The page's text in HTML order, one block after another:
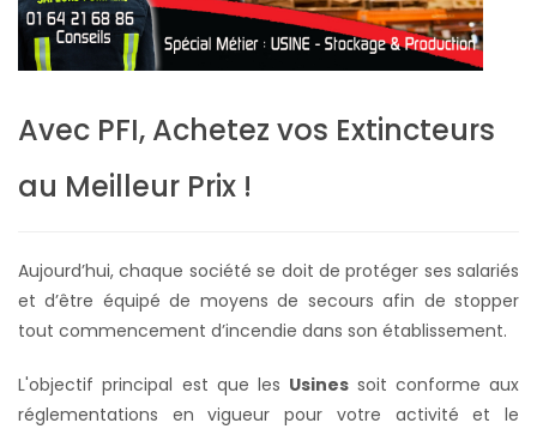
Avec PFI, Achetez vos Extincteurs
au Meilleur Prix !
Aujourd’hui, chaque société se doit de protéger ses salariés
et d’être équipé de moyens de secours afin de stopper
tout commencement d’incendie dans son établissement.
L'objectif principal est que les Usines soit conforme aux
réglementations en vigueur pour votre activité et le